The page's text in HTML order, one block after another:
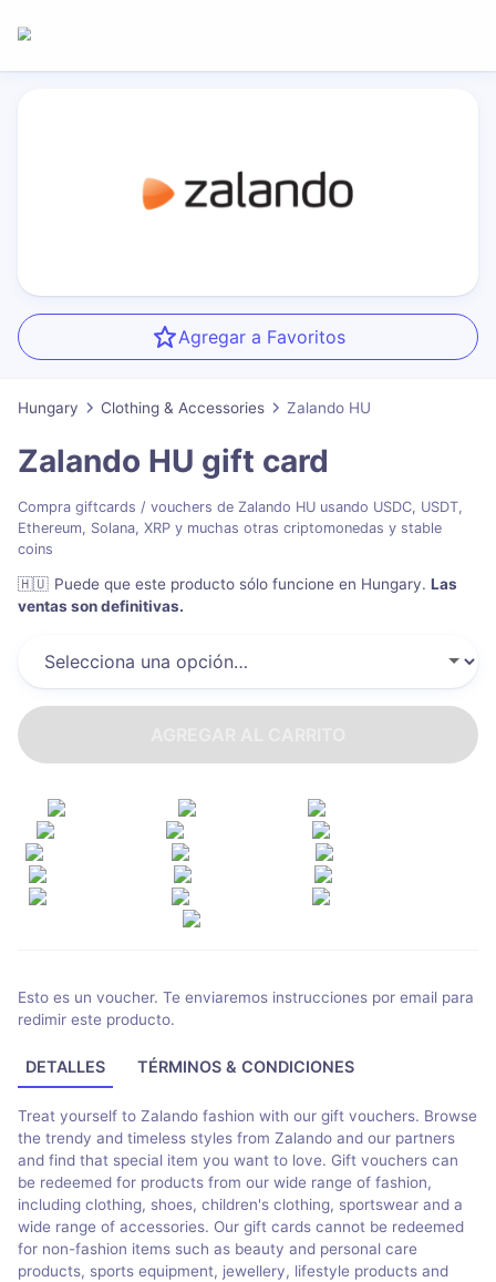
Agregar a Favoritos
Hungary Clothing & Accessories Zalando HU
Zalando HU gift card
Compra giftcards / vouchers de Zalando HU usando USDC, USDT,
Ethereum, Solana, XRP y muchas otras criptomonedas y stable
coins
🇭🇺 Puede que este producto sólo funcione en Hungary. Las
ventas son definitivas.
Esto es un voucher. Te enviaremos instrucciones por email para
redimir este producto.
DETALLES TÉRMINOS & CONDICIONES
Treat yourself to Zalando fashion with our gift vouchers. Browse
the trendy and timeless styles from Zalando and our partners
and find that special item you want to love. Gift vouchers can
be redeemed for products from our wide range of fashion,
including clothing, shoes, children's clothing, sportswear and a
wide range of accessories. Our gift cards cannot be redeemed
for non-fashion items such as beauty and personal care
products, sports equipment, jewellery, lifestyle products and